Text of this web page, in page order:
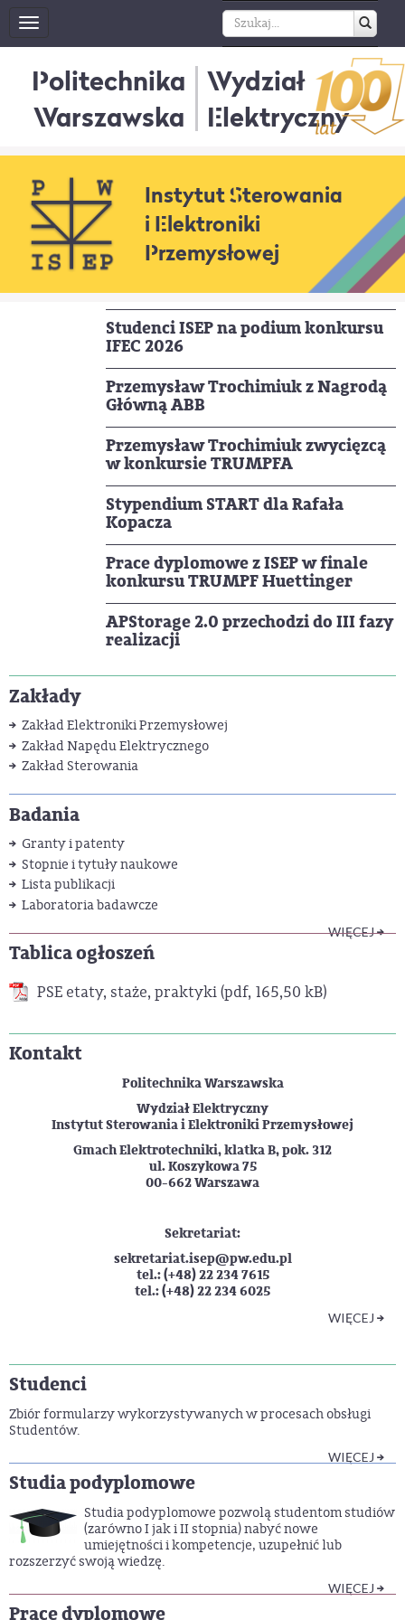
Toggle
navigation
Politechnika
Warszawska
Wydział
Elektryczny
Instytut Sterowania
i Elektroniki
Przemysłowej
Studenci ISEP na podium konkursu
IFEC 2026
Przemysław Trochimiuk z Nagrodą
Główną ABB
Przemysław Trochimiuk zwycięzcą
w konkursie TRUMPFA
Stypendium START dla Rafała
Kopacza
Prace dyplomowe z ISEP w finale
konkursu TRUMPF Huettinger
APStorage 2.0 przechodzi do III fazy
realizacji
Zakłady
Zakład Elektroniki Przemysłowej
Zakład Napędu Elektrycznego
Zakład Sterowania
Badania
Granty i patenty
Stopnie i tytuły naukowe
Lista publikacji
Laboratoria badawcze
WIĘCEJ
Tablica ogłoszeń
PSE etaty, staże, praktyki(pdf, 165,50 kB)
Kontakt
Politechnika Warszawska
Wydział Elektryczny
Instytut Sterowania i Elektroniki Przemysłowej
Gmach Elektrotechniki, klatka B, pok. 312
ul. Koszykowa 75
00-662 Warszawa
Sekretariat:
sekretariat.isep@pw.edu.pl
tel.: (+48) 22 234 7615
tel.: (+48) 22 234 6025
WIĘCEJ
Studenci
Zbiór formularzy wykorzystywanych w procesach obsługi
Studentów.
WIĘCEJ
Studia podyplomowe
Studia podyplomowe pozwolą studentom studiów
(zarówno I jak i II stopnia) nabyć nowe
umiejętności i kompetencje, uzupełnić lub
rozszerzyć swoją wiedzę.
WIĘCEJ
Prace dyplomowe